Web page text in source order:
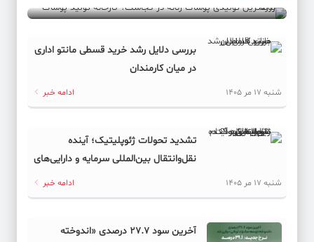
بررسی دلایل رشد خرید قسطی مانتو اداری
در میان کارمندان
شنبه 17 مر 1405 ادامه خبر
تشدید تحولات ژئوپلیتیک؛ آینده
نقل‌وانتقال بین‌المللی سرمایه و دارایی‌های
شنبه 17 مر 1405 ادامه خبر
آخرین سود ۲۷.۷ درصدی «اندوخته